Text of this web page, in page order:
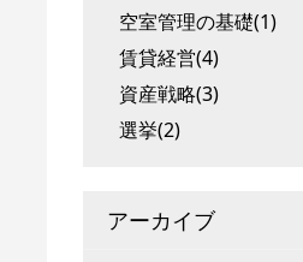
空室管理の基礎(1)
賃貸経営(4)
資産戦略(3)
選挙(2)
アーカイブ